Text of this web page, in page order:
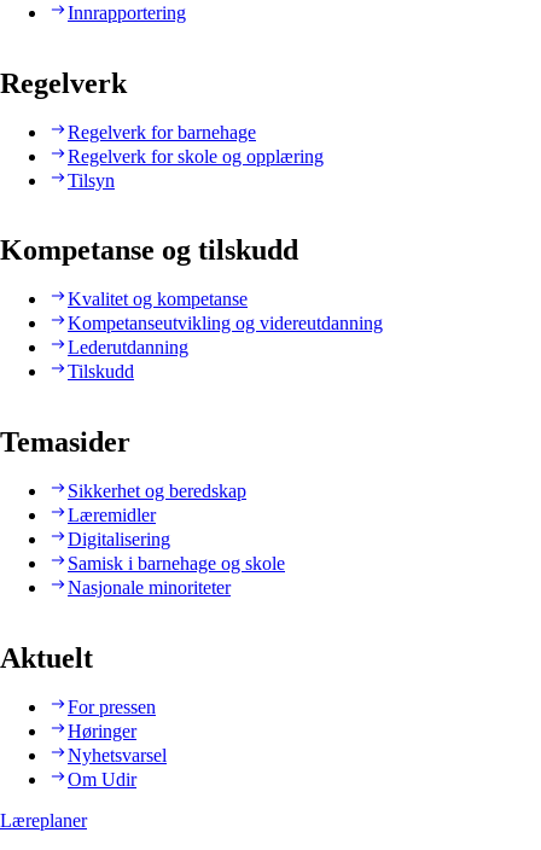
Innrapportering
Regelverk
Regelverk for barnehage
Regelverk for skole og opplæring
Tilsyn
Kompetanse og tilskudd
Kvalitet og kompetanse
Kompetanseutvikling og videreutdanning
Lederutdanning
Tilskudd
Temasider
Sikkerhet og beredskap
Læremidler
Digitalisering
Samisk i barnehage og skole
Nasjonale minoriteter
Aktuelt
For pressen
Høringer
Nyhetsvarsel
Om Udir
Læreplaner